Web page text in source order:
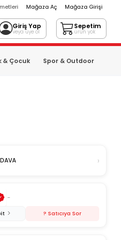
Mağaza Aç Mağaza Girişi
Giriş Yap
veya üye ol
Sepetim
ürün yok
& Çocuk Spor & Outdoor
›
-
? Satıcıya Sor